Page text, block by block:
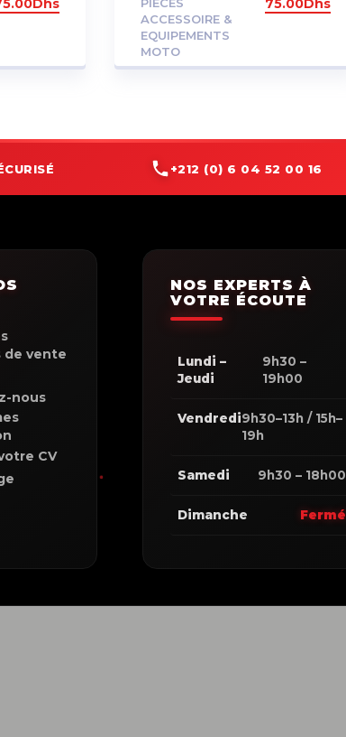
Dhs
ACCESSOIRE &
EQUIPEMENTS
MOTO
75.00Dhs
+212 (0) 6 04 52 00 16
de vente
nous
CV
NOS EXPERTS À
VOTRE ÉCOUTE
Lundi –
Jeudi
9h30 –
19h00
Vendredi9h30–13h / 15h–
19h
Samedi 9h30 – 18h00
Dimanche Fermé